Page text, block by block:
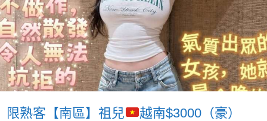
限熟客【南區】祖兒 越南$3000（豪）